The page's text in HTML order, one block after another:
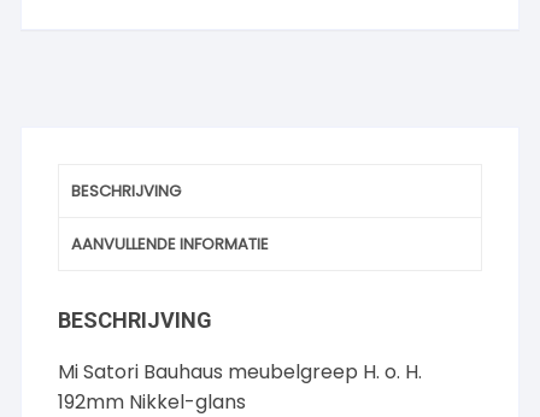
BESCHRIJVING
AANVULLENDE INFORMATIE
BESCHRIJVING
Mi Satori Bauhaus meubelgreep H. o. H.
192mm Nikkel-glans